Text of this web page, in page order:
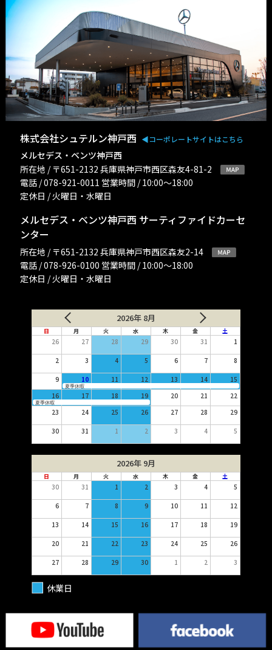
株式会社シュテルン神戸西 ◀︎コーポレートサイトはこちら
メルセデス・ベンツ神戸西
所在地 / 〒651-2132 兵庫県神戸市西区森友4-81-2
電話 / 078-921-0011 営業時間 / 10:00〜18:00
定休日 / 火曜日・水曜日
メルセデス・ベンツ神戸西 サーティファイドカーセ
ンター
所在地 / 〒651-2132 兵庫県神戸市西区森友2-14
電話 / 078-926-0100 営業時間 / 10:00〜18:00
定休日 / 火曜日・水曜日
2026年 8月
日 月 火 水 木 金 土
26 27 28 29 30 31 1
2 3 4 5 6 7 8
9 10 11 12 13 14 15
夏季休暇
16 17 18 19 20 21 22
夏季休暇
23 24 25 26 27 28 29
30 31 1 2 3 4 5
2026年 9月
日 月 火 水 木 金 土
30 31 1 2 3 4 5
6 7 8 9 10 11 12
13 14 15 16 17 18 19
20 21 22 23 24 25 26
27 28 29 30 1 2 3
休業日